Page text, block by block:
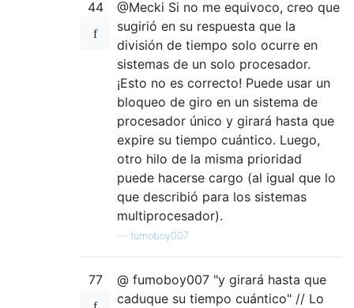
44
@Mecki Si no me equivoco, creo que
sugirió en su respuesta que la
división de tiempo solo ocurre en
sistemas de un solo procesador.
¡Esto no es correcto! Puede usar un
bloqueo de giro en un sistema de
procesador único y girará hasta que
expire su tiempo cuántico. Luego,
otro hilo de la misma prioridad
puede hacerse cargo (al igual que lo
que describió para los sistemas
multiprocesador).
fumoboy007
77
@ fumoboy007 "y girará hasta que
caduque su tiempo cuántico" // Lo